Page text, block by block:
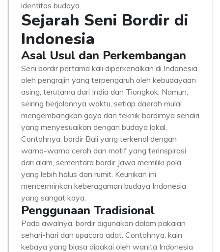
identitas budaya.
Sejarah Seni Bordir di
Indonesia
Asal Usul dan Perkembangan
Seni bordir pertama kali diperkenalkan di Indonesia
oleh pengrajin yang terpengaruh oleh kebudayaan
asing, terutama dari India dan Tiongkok. Namun,
seiring berjalannya waktu, setiap daerah mulai
mengembangkan gaya dan teknik bordirnya sendiri
yang menyesuaikan dengan budaya lokal.
Contohnya, bordir Bali yang terkenal dengan
warna-warna cerah dan motif yang terinspirasi
dari alam, sementara bordir Jawa memiliki pola
yang lebih halus dan rumit. Keunikan ini
mencerminkan keberagaman budaya Indonesia
yang sangat kaya.
Penggunaan Tradisional
Pada awalnya, bordir digunakan dalam pakaian
sehari-hari dan upacara adat. Contohnya, kain
kebaya yang biasa dipakai oleh wanita Indonesia